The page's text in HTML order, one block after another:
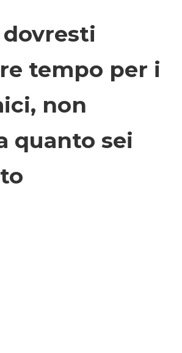
tempo per i
non
quanto sei